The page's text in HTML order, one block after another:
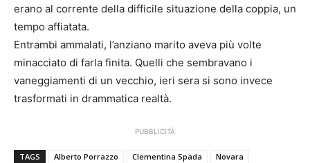
erano al corrente della difficile situazione della coppia, un
tempo affiatata.
Entrambi ammalati, l’anziano marito aveva più volte
minacciato di farla finita. Quelli che sembravano i
vaneggiamenti di un vecchio, ieri sera si sono invece
trasformati in drammatica realtà.
PUBBLICITÀ
TAGS Alberto Porrazzo Clementina Spada
Novara